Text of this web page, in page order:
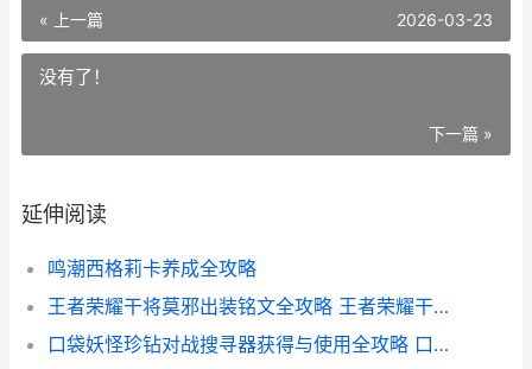
« 上一篇 2026-03-23
没有了！
下一篇 »
延伸阅读
鸣潮西格莉卡养成全攻略
王者荣耀干将莫邪出装铭文全攻略 王者荣耀干将莫邪什么时候出的
口袋妖怪珍钻对战搜寻器获得与使用全攻略 口袋妖怪珍珠钻石限定pm